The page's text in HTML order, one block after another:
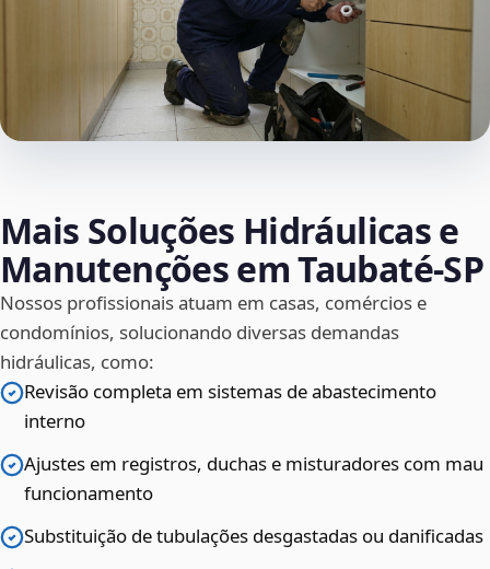
Mais Soluções Hidráulicas e
Manutenções em Taubaté‑SP
Nossos profissionais atuam em casas, comércios e
condomínios, solucionando diversas demandas
hidráulicas, como:
Revisão completa em sistemas de abastecimento
interno
Ajustes em registros, duchas e misturadores com mau
funcionamento
Substituição de tubulações desgastadas ou danificadas